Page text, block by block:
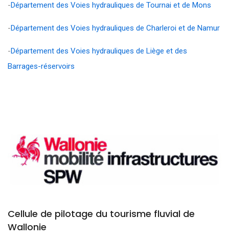
-Département des Voies hydrauliques de Tournai et de Mons
-Département des Voies hydrauliques de Charleroi et de Namur
-Département des Voies hydrauliques de Liège et des
Barrages-réservoirs
Cellule de pilotage du tourisme fluvial de
Wallonie